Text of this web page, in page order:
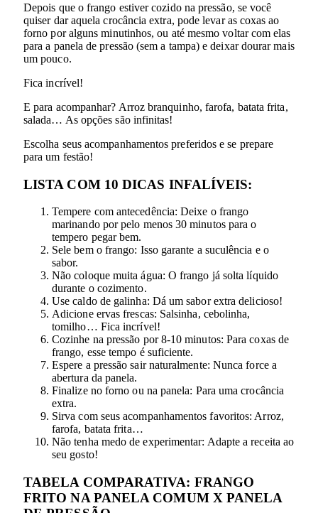
Depois que o frango estiver cozido na pressão, se você
quiser dar aquela crocância extra, pode levar as coxas ao
forno por alguns minutinhos, ou até mesmo voltar com elas
para a panela de pressão (sem a tampa) e deixar dourar mais
um pouco.
Fica incrível!
E para acompanhar? Arroz branquinho, farofa, batata frita,
salada… As opções são infinitas!
Escolha seus acompanhamentos preferidos e se prepare
para um festão!
LISTA COM 10 DICAS INFALÍVEIS:
Tempere com antecedência: Deixe o frango
marinando por pelo menos 30 minutos para o
tempero pegar bem.
Sele bem o frango: Isso garante a suculência e o
sabor.
Não coloque muita água: O frango já solta líquido
durante o cozimento.
Use caldo de galinha: Dá um sabor extra delicioso!
Adicione ervas frescas: Salsinha, cebolinha,
tomilho… Fica incrível!
Cozinhe na pressão por 8-10 minutos: Para coxas de
frango, esse tempo é suficiente.
Espere a pressão sair naturalmente: Nunca force a
abertura da panela.
Finalize no forno ou na panela: Para uma crocância
extra.
Sirva com seus acompanhamentos favoritos: Arroz,
farofa, batata frita…
Não tenha medo de experimentar: Adapte a receita ao
seu gosto!
TABELA COMPARATIVA: FRANGO
FRITO NA PANELA COMUM X PANELA